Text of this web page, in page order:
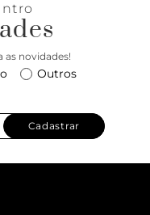
as novidades!
Outros
Cadastrar